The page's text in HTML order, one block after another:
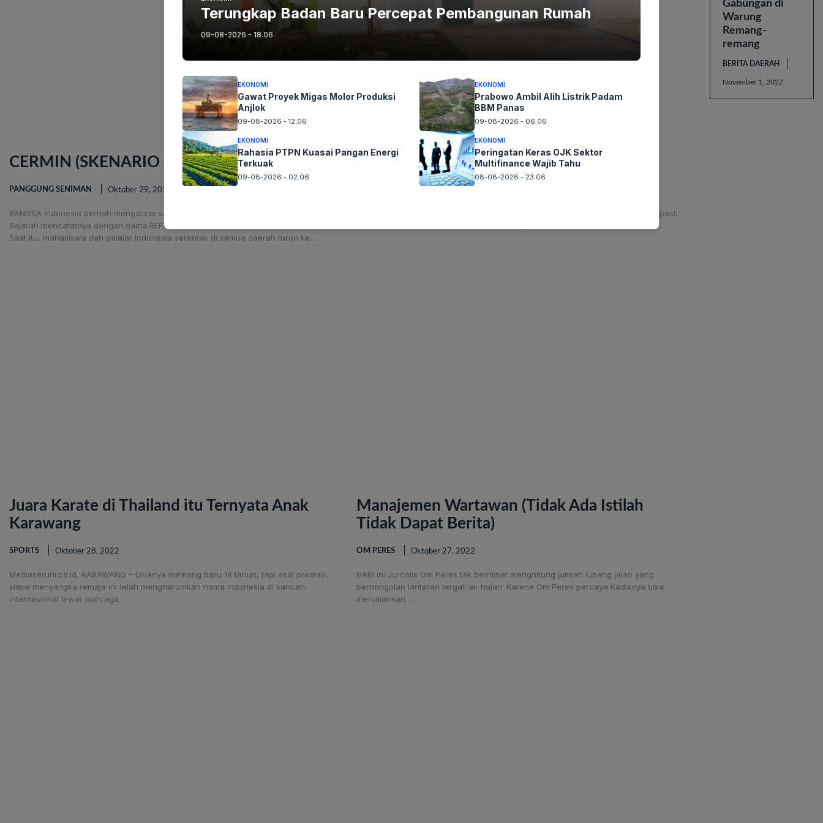
CERMIN (SKENARIO PANGGUNG)
PANGGUNG SENIMAN Oktober 29, 2022
BANGSA Indonesia pernah mengalami sejarah dahsyat pasca kemerdekaan.
Sejarah mencatatnya dengan nama REFORMASI.
Saat itu, mahasiswa dan pelajar Indonesia serentak di semua daerah turun ke…
Yang Mau Kau Tulis Apa
JURNALIS Om Peres baru selesai salat Jumat. Kebiasaannya kalau salat Jumat pasti
di masjid dekat kantor. Sehingga sesiang itu pun ia sudah terlihat berleha-leha…
Juara Karate di Thailand itu Ternyata Anak
Karawang
SPORTS Oktober 28, 2022
Mediaseruni.co.id, KARAWANG – Usianya memang baru 14 tahun, tapi soal prestasi,
siapa menyangka remaja ini telah mengharumkan nama Indonesia di kancah
internasional lewat olahraga…
Manajemen Wartawan (Tidak Ada Istilah
Tidak Dapat Berita)
OM PERES Oktober 27, 2022
HARI ini Jurnalis Om Peres tak berminat menghitung jumlah lubang jalan yang
bernongolan lantaran tergali air hujan. Karena Om Peres percaya Kadisnya bisa
menjalankan…
Gabungan di
Warung
Remang-
remang
BERITA DAERAH
November 1, 2022
Terungkap Badan Baru Percepat Pembangunan Rumah
09-08-2026 - 18.06
EKONOMI
Gawat Proyek Migas Molor Produksi
Anjlok
09-08-2026 - 12.06
EKONOMI
Prabowo Ambil Alih Listrik Padam
BBM Panas
09-08-2026 - 06.06
EKONOMI
Rahasia PTPN Kuasai Pangan Energi
Terkuak
09-08-2026 - 02.06
EKONOMI
Peringatan Keras OJK Sektor
Multifinance Wajib Tahu
08-08-2026 - 23.06